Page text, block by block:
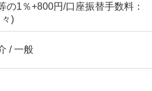
の1％+800円/口座振替手数料：
)
/ 一般